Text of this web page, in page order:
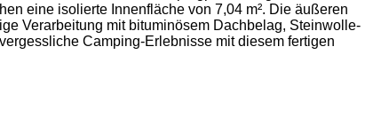
eine isolierte Innenfläche von 7,04 m². Die äußeren
Verarbeitung mit bituminösem Dachbelag, Steinwolle-
Camping-Erlebnisse mit diesem fertigen